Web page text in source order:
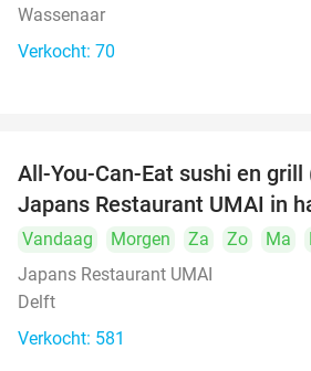
Wassenaar
Verkocht: 70
All-You-Can-Eat sushi en grill
Japans Restaurant UMAI in
Vandaag Morgen Za Zo Ma
Japans Restaurant UMAI
Delft
Verkocht: 581